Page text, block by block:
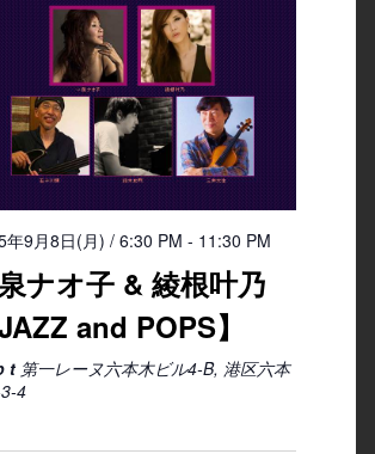
年9月8日(月) / 6:30 PM - 11:30 PM
ナオ子 & 綾根叶乃
JAZZ and POPS】
t 第一レーヌ六本木ビル4-B, 港区六本
4